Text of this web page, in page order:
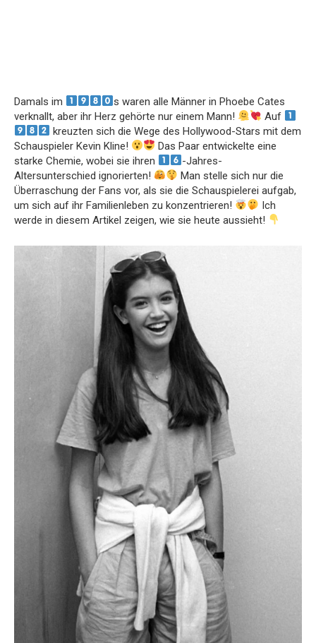
Damals im
s waren alle Männer in Phoebe Cates
verknallt, aber ihr Herz gehörte nur einem Mann!
Auf
kreuzten sich die Wege des Hollywood-Stars mit dem
Schauspieler Kevin Kline!
Das Paar entwickelte eine
starke Chemie, wobei sie ihren
-Jahres-
Altersunterschied ignorierten!
Man stelle sich nur die
Überraschung der Fans vor, als sie die Schauspielerei aufgab,
um sich auf ihr Familienleben zu konzentrieren!
Ich
werde in diesem Artikel zeigen, wie sie heute aussieht!